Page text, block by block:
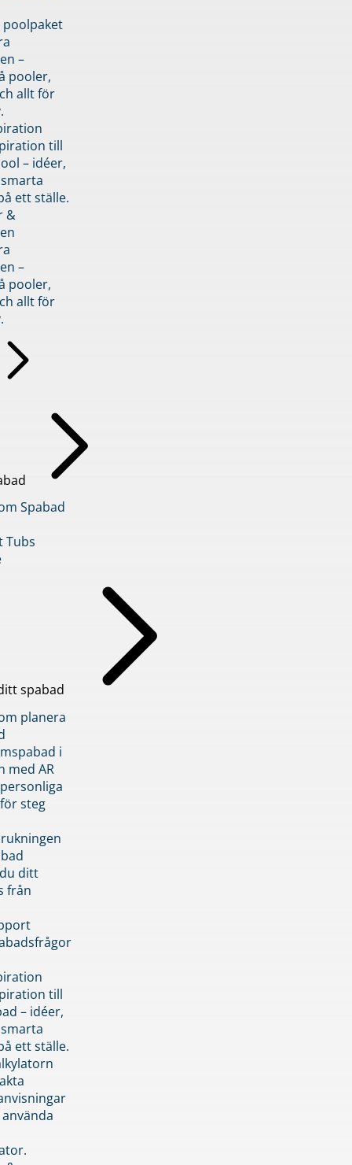
–
pooler,
allt för
till
– idéer,
ett ställe.
&
–
pooler,
allt för
Spabad
Tubs
spabad
planera
i
med AR
steg
ditt
från
till
– idéer,
ett ställe.